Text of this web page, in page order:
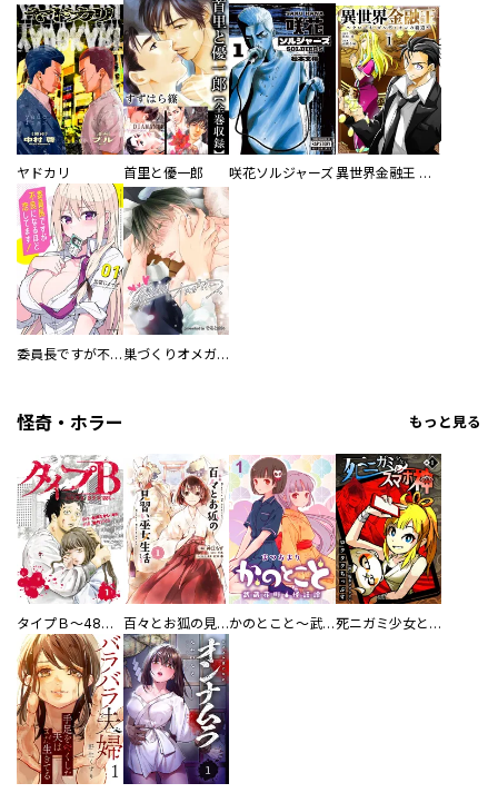
ヤドカリ 首里と優一郎 咲花ソルジャーズ 異世界金融王 ～クローネ・ゴルディオンの覇道～
委員長ですが不良になるほど恋してます！ 巣づくりオメガバース
怪奇・ホラー もっと見る
タイプＢ～48時間後、致死率100％～【単話】 百々とお狐の見習い巫女生活【単行本版】 かのとこと～武蔵花町怪話譚～ 【連載版】 死ニガミ少女とスマホ神